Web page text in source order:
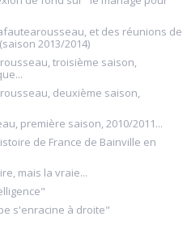
et des réunions de
2013/2014)
troisième saison,
deuxième saison,
première saison, 2010/2011...
de France de Bainville en
mais la vraie...
s'enracine à droite"